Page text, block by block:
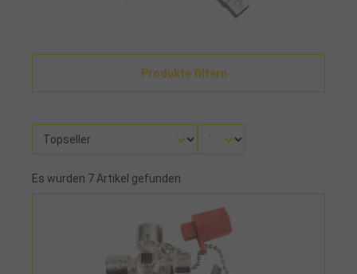
Produkte filtern
Es wurden 7 Artikel gefunden